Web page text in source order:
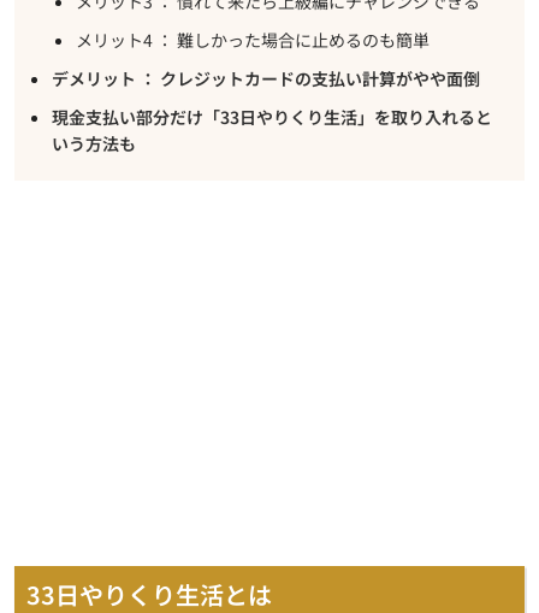
メリット4 ： 難しかった場合に止めるのも簡単
デメリット ： クレジットカードの支払い計算がやや面倒
現金支払い部分だけ「33日やりくり生活」を取り入れると
いう方法も
33日やりくり生活とは